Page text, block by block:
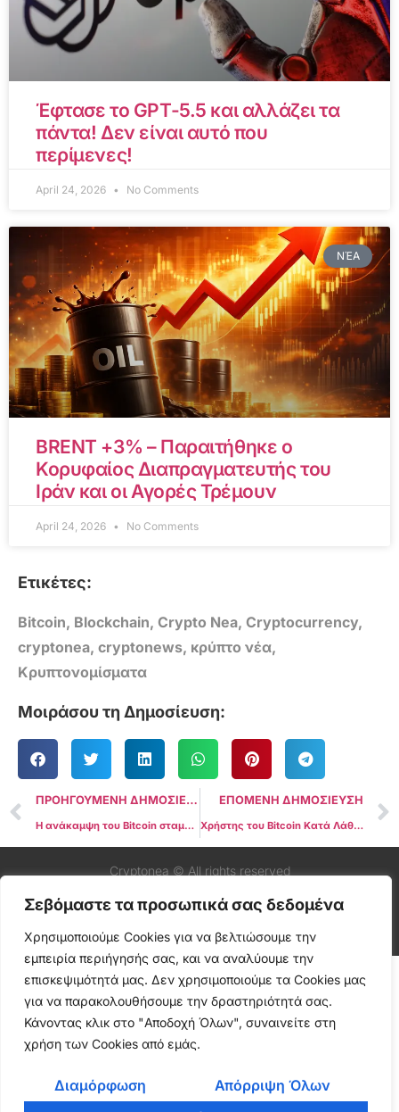
Σεβόμαστε τα προσωπικά σας δεδομένα
Χρησιμοποιούμε Cookies για να βελτιώσουμε την
εμπειρία περιήγησής σας, και να αναλύουμε την
επισκεψιμότητά μας. Δεν χρησιμοποιούμε τα Cookies μας
για να παρακολουθήσουμε την δραστηριότητά σας.
Κάνοντας κλικ στο "Αποδοχή Όλων", συναινείτε στη
χρήση των Cookies από εμάς.
Διαμόρφωση
Απόρριψη Όλων
Έφτασε το GPT-5.5 και αλλάζει τα
πάντα! Δεν είναι αυτό που
περίμενες!
April 24, 2026 No Comments
ΝΈΑ
BRENT +3% – Παραιτήθηκε ο
Κορυφαίος Διαπραγματευτής του
Ιράν και οι Αγορές Τρέμουν
April 24, 2026 No Comments
Ετικέτες:
Bitcoin, Blockchain, Crypto Nea, Cryptocurrency,
cryptonea, cryptonews, κρύπτο νέα,
Κρυπτονομίσματα
Μοιράσου τη Δημοσίευση:
ΠΡΟΗΓΟΥΜΕΝΗ ΔΗΜΟΣΙΕΥΣΗ
Η ανάκαμψη του Bitcoin σταματά καθώς ο Λευκός Οίκος επιβεβαιώνει δασμούς 104% στην Κίνα — Έρχεται νέα πτώση;
ΕΠΟΜΕΝΗ ΔΗΜΟΣΙΕΥΣΗ
Χρήστης του Bitcoin Κατά Λάθος Πληρώνει Σχεδόν $60K σε Προμήθειες Συναλλαγής Από Πανικό
Cryptonea © All rights reserved